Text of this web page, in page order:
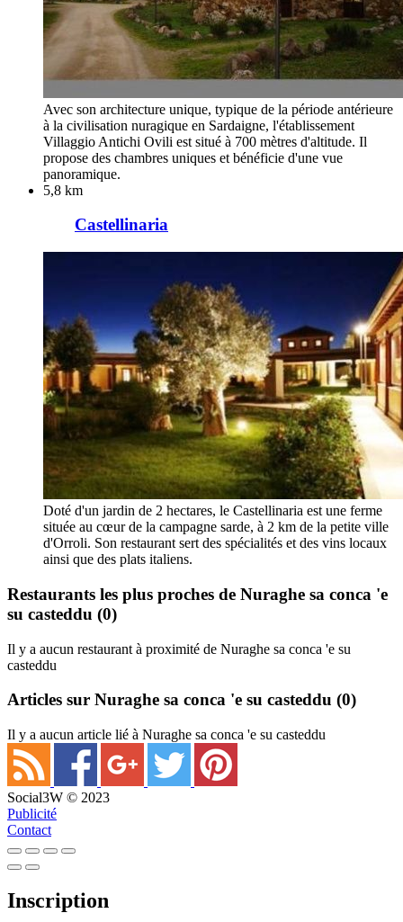
Avec son architecture unique, typique de la période antérieure
à la civilisation nuragique en Sardaigne, l'établissement
Villaggio Antichi Ovili est situé à 700 mètres d'altitude. Il
propose des chambres uniques et bénéficie d'une vue
panoramique.
5,8 km
Castellinaria
Doté d'un jardin de 2 hectares, le Castellinaria est une ferme
située au cœur de la campagne sarde, à 2 km de la petite ville
d'Orroli. Son restaurant sert des spécialités et des vins locaux
ainsi que des plats italiens.
Restaurants les plus proches de Nuraghe sa conca 'e
su casteddu (0)
Il y a aucun restaurant à proximité de Nuraghe sa conca 'e su
casteddu
Articles sur Nuraghe sa conca 'e su casteddu (0)
Il y a aucun article lié à Nuraghe sa conca 'e su casteddu
Social3W © 2023
Publicité
Contact
Inscription